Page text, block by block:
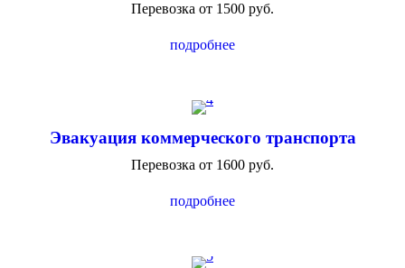
Перевозка от 1500 руб.
подробнее
Эвакуация коммерческого транспорта
Перевозка от 1600 руб.
подробнее